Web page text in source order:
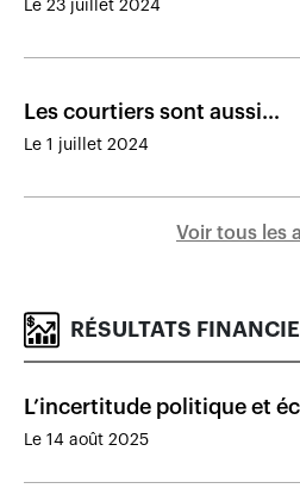
Le 23 juillet 2024
Les courtiers sont aussi
préoccupés par la
Le 1 juillet 2024
Voir tous les
RÉSULTATS
L’incertitude politique et
le marché des rentes
Le 14 août 2025